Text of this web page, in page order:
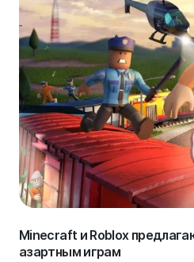
Minecraft и Roblox
азартным играм